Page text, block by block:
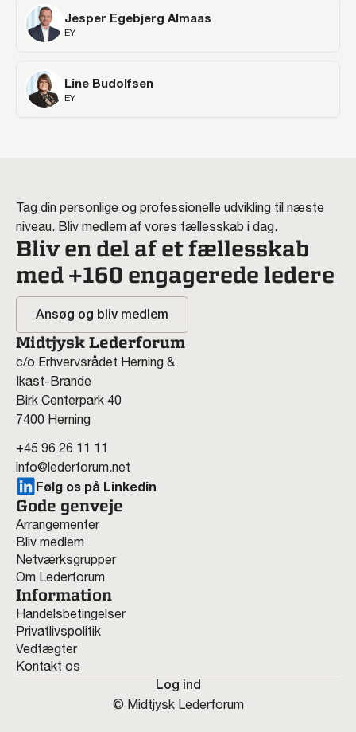
Jesper Egebjerg Almaas
EY
Line Budolfsen
EY
Tag din personlige og professionelle udvikling til næste
niveau. Bliv medlem af vores fællesskab i dag.
Bliv en del af et fællesskab
med +160 engagerede ledere
Ansøg og bliv medlem
Midtjysk Lederforum
c/o Erhvervsrådet Herning &
Ikast-Brande
Birk Centerpark 40
7400 Herning
+45 96 26 11 11
info@lederforum.net
Følg os på Linkedin
Gode genveje
Arrangementer
Bliv medlem
Netværksgrupper
Om Lederforum
Information
Handelsbetingelser
Privatlivspolitik
Vedtægter
Kontakt os
© Midtjysk Lederforum
Log ind